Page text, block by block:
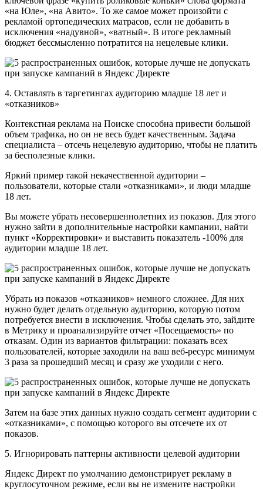
«на Юле», «на Авито». То же самое может произойти с
рекламой ортопедических матрасов, если не добавить в
исключения «надувной», «ватный». В итоге рекламный
бюджет бессмысленно потратится на нецелевые клики.
4. Оставлять в таргетингах аудиторию младше 18 лет и
«отказников»
Контекстная реклама на Поиске способна привести большой
объем трафика, но он не весь будет качественным. Задача
специалиста – отсечь нецелевую аудиторию, чтобы не платить
за бесполезные клики.
Яркий пример такой некачественной аудитории –
пользователи, которые стали «отказниками», и люди младше
18 лет.
Вы можете убрать несовершеннолетних из показов. Для этого
нужно зайти в дополнительные настройки кампании, найти
пункт «Корректировки» и выставить показатель -100% для
аудитории младше 18 лет.
Убрать из показов «отказников» немного сложнее. Для них
нужно будет делать отдельную аудиторию, которую потом
потребуется внести в исключения. Чтобы сделать это, зайдите
в Метрику и проанализируйте отчет «Посещаемость» по
отказам. Один из вариантов фильтрации: показать всех
пользователей, которые заходили на ваш веб-ресурс минимум
3 раза за прошедший месяц и сразу же уходили с него.
Затем на базе этих данных нужно создать сегмент аудитории с
«отказниками», с помощью которого вы отсечете их от
показов.
5. Игнорировать паттерны активности целевой аудитории
Яндекс Директ по умолчанию демонстрирует рекламу в
круглосуточном режиме, если вы не измените настройки